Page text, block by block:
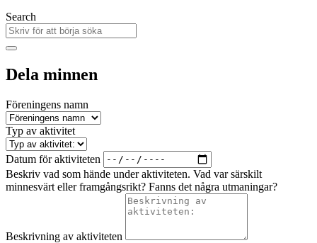
Search
Dela minnen
Föreningens namn
Typ av aktivitet
Datum för aktiviteten
Beskriv vad som hände under aktiviteten. Vad var särskilt
minnesvärt eller framgångsrikt? Fanns det några utmaningar?
Beskrivning av aktiviteten